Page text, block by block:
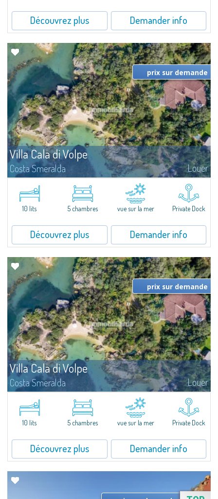
Découvrez plus Demander info
Villa Cala di Volpe
Costa Smeralda Louer
Magnifique villa sur la mer à Cala di Volpe, l'un des paysages les plus
suggestifs de la Costa Smeralda. Nichée dans un magnifique jardin de
6.000 m² environ, avec la plage à deux pas, jetée pour amarrage...
prix sur demande
10 lits 5 chambres vue sur la mer Private Dock
Découvrez plus Demander info
Villa Cala di Volpe
Costa Smeralda Louer
Magnifique villa sur la mer à Cala di Volpe, l'un des paysages les plus
suggestifs de la Costa Smeralda. Nichée dans un magnifique jardin de
6.000 m² environ, avec la plage à deux pas, jetée pour amarrage...
prix sur demande
10 lits 5 chambres vue sur la mer Private Dock
Découvrez plus Demander info